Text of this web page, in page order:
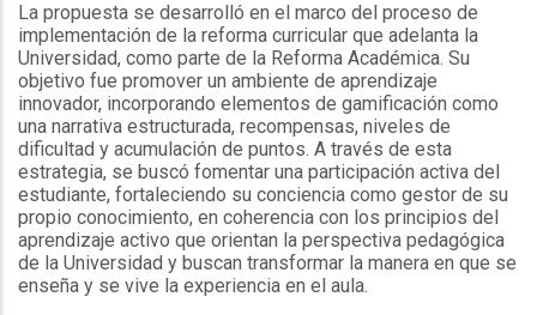
La propuesta se desarrolló en el marco del proceso de
implementación de la reforma curricular que adelanta la
Universidad, como parte de la Reforma Académica. Su
objetivo fue promover un ambiente de aprendizaje
innovador, incorporando elementos de gamificación como
una narrativa estructurada, recompensas, niveles de
dificultad y acumulación de puntos. A través de esta
estrategia, se buscó fomentar una participación activa del
estudiante, fortaleciendo su conciencia como gestor de su
propio conocimiento, en coherencia con los principios del
aprendizaje activo que orientan la perspectiva pedagógica
de la Universidad y buscan transformar la manera en que se
enseña y se vive la experiencia en el aula.